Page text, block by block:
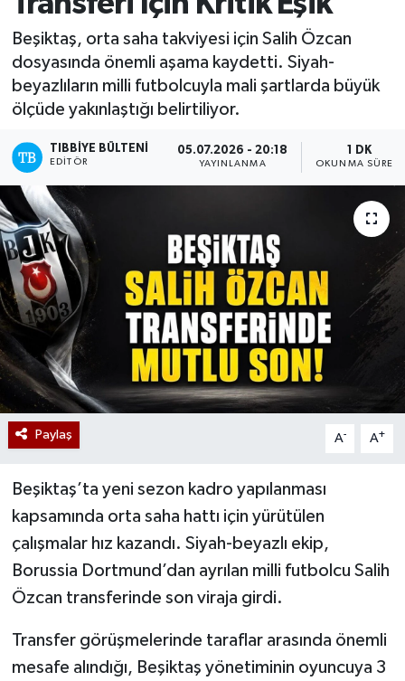
Beşiktaş, orta saha takviyesi için Salih Özcan
dosyasında önemli aşama kaydetti. Siyah-
beyazlıların milli futbolcuyla mali şartlarda büyük
ölçüde yakınlaştığı belirtiliyor.
TIBBIYE BÜLTENI
EDITÖR
05.07.2026 - 20:18
YAYINLANMA
1 DK
OKUNMA SÜRESI
Paylaş A- A+
Beşiktaş’ta yeni sezon kadro yapılanması
kapsamında orta saha hattı için yürütülen
çalışmalar hız kazandı. Siyah-beyazlı ekip,
Borussia Dortmund’dan ayrılan milli futbolcu Salih
Özcan transferinde son viraja girdi.
Transfer görüşmelerinde taraflar arasında önemli
mesafe alındığı, Beşiktaş yönetiminin oyuncuya 3